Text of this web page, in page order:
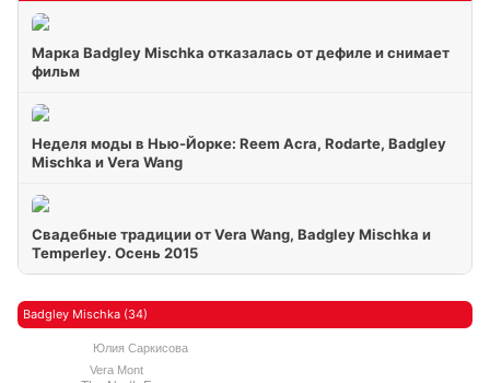
Марка Badgley Mischka отказалась от дефиле и снимает
фильм
Неделя моды в Нью-Йорке: Reem Acra, Rodarte, Badgley
Mischka и Vera Wang
Свадебные традиции от Vera Wang, Badgley Mischka и
Temperley. Осень 2015
Badgley Mischka (34)
Vera Mont
Юлия Саркисова